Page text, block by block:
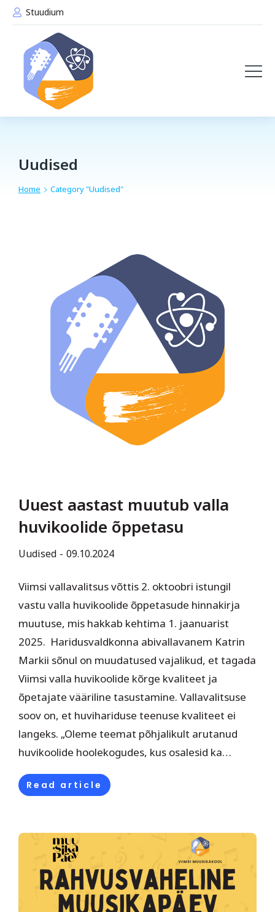
Stuudium
Uudised
You are here:
Home Category "Uudised"
Uuest aastast muutub valla
huvikoolide õppetasu
Uudised 09.10.2024
Viimsi vallavalitsus võttis 2. oktoobri istungil
vastu valla huvikoolide õppetasude hinnakirja
muutuse, mis hakkab kehtima 1. jaanuarist
2025. Haridusvaldkonna abivallavanem Katrin
Markii sõnul on muudatused vajalikud, et tagada
Viimsi valla huvikoolide kõrge kvaliteet ja
õpetajate vääriline tasustamine. Vallavalitsuse
soov on, et huvihariduse teenuse kvaliteet ei
langeks. „Oleme teemat põhjalikult arutanud
huvikoolide hoolekogudes, kus osalesid ka…
Read article